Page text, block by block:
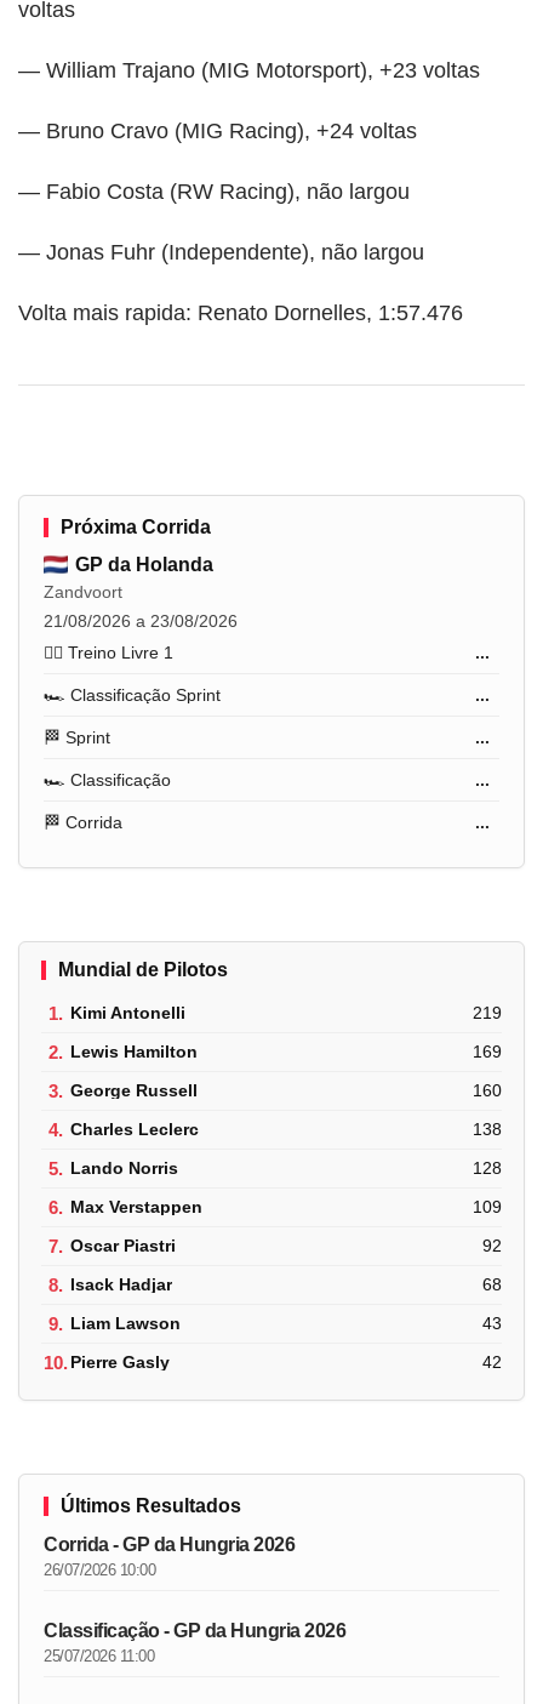
voltas
— William Trajano (MIG Motorsport), +23 voltas
— Bruno Cravo (MIG Racing), +24 voltas
— Fabio Costa (RW Racing), não largou
— Jonas Fuhr (Independente), não largou
Volta mais rapida: Renato Dornelles, 1:57.476
Próxima Corrida
GP da Holanda
Zandvoort
21/08/2026 a 23/08/2026
🏋️‍♂️ Treino Livre 1
...
🏎️ Classificação Sprint ...
🏁 Sprint ...
🏎️ Classificação ...
🏁 Corrida ...
Mundial de Pilotos
1. Kimi Antonelli 219
2. Lewis Hamilton 169
3. George Russell 160
4. Charles Leclerc 138
5. Lando Norris 128
6. Max Verstappen 109
7. Oscar Piastri 92
8. Isack Hadjar 68
9. Liam Lawson 43
10.Pierre Gasly 42
Últimos Resultados
Corrida - GP da Hungria 2026
26/07/2026 10:00
Classificação - GP da Hungria 2026
25/07/2026 11:00